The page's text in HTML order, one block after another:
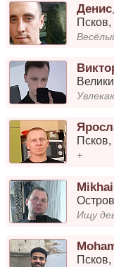
Денис
Псков,
Псков,
+
Остров
Ищу
Псков,